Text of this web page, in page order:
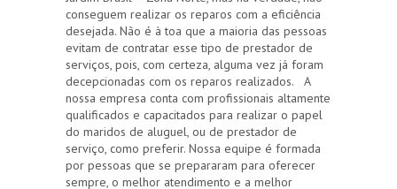
conseguem realizar os reparos com a eficiência
desejada. Não é à toa que a maioria das pessoas
evitam de contratar esse tipo de prestador de
serviços, pois, com certeza, alguma vez já foram
decepcionadas com os reparos realizados. A
nossa empresa conta com profissionais altamente
qualificados e capacitados para realizar o papel
do maridos de aluguel, ou de prestador de
serviço, como preferir. Nossa equipe é formada
por pessoas que se prepararam para oferecer
sempre, o melhor atendimento e a melhor